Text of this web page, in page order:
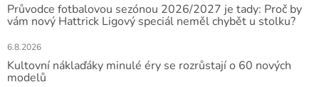
Průvodce fotbalovou sezónou 2026/2027 je tady: Proč by
vám nový Hattrick Ligový speciál neměl chybět u stolku?
6.8.2026
Kultovní náklaďáky minulé éry se rozrůstají o 60 nových
modelů